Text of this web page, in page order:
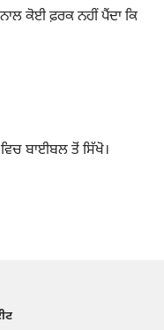
ਕੋਈ ਫ਼ਰਕ ਨਹੀਂ ਪੈਂਦਾ ਕਿ
ਬਾਈਬਲ ਤੋਂ ਸਿੱਖੋ।